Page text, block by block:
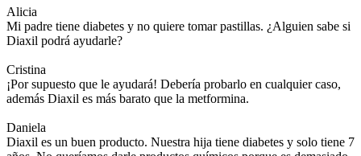
Alicia
Mi padre tiene diabetes y no quiere tomar pastillas. ¿Alguien sabe si
Diaxil podrá ayudarle?
Cristina
¡Por supuesto que le ayudará! Debería probarlo en cualquier caso,
además Diaxil es más barato que la metformina.
Daniela
Diaxil es un buen producto. Nuestra hija tiene diabetes y solo tiene 7